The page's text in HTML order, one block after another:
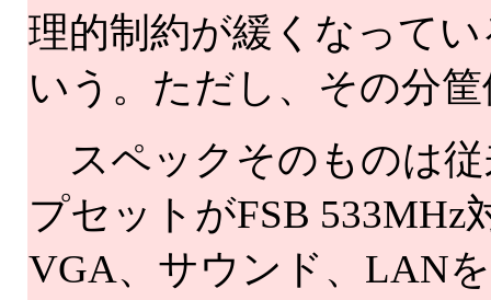
理的制約が緩くなって
いう。ただし、その分
スペックそのものは
プセットがFSB
VGA、サウンド、LAN